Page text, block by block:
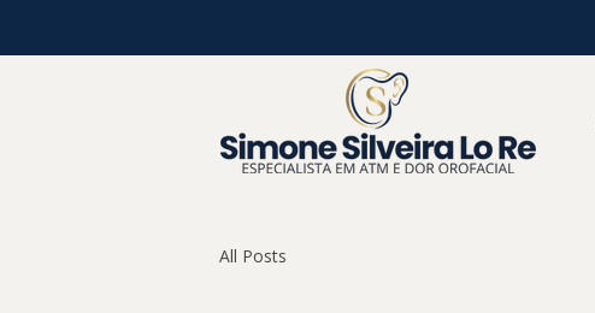
All Posts